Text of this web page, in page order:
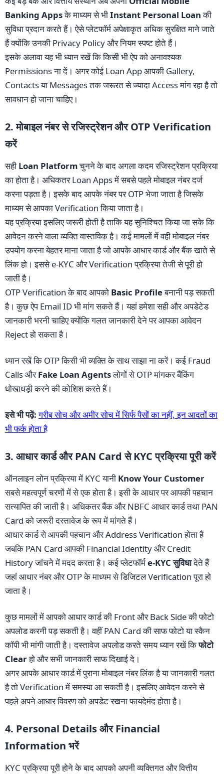
Banking Appsके माध्यम से भीInstant Personal Loanकी
सुविधा प्रदान करते हैं। ऐसे प्लेटफॉर्म अपेक्षाकृत अधिक सुरक्षित माने जाते
हैं क्योंकि उनकी Privacy Policy और नियम स्पष्ट होते हैं।
इसके अलावा यह भी ध्यान रखें कि किसी भी ऐप को अनावश्यक
Permissions ना दें। अगर कोई Loan App आपकी Gallery,
Contacts या Messages तक जरूरत से ज्यादा Access मांग रहा है तो
सावधान हो जाना चाहिए।
2. मोबाइल नंबर से रजिस्ट्रेशन और OTP Verification
करें
सही Loan Platformचुनने के बाद अगला कदम रजिस्ट्रेशन प्रक्रिया
का होता है। अधिकतर Loan Apps में सबसे पहले मोबाइल नंबर दर्ज
करना पड़ता है। इसके बाद आपके नंबर पर OTP भेजा जाता है जिसके
माध्यम से आपका Verification किया जाता है।
यह प्रक्रिया इसलिए जरूरी होती है ताकि यह सुनिश्चित किया जा सके कि
आवेदन करने वाला व्यक्ति वास्तविक है। कई मामलों में वही मोबाइल नंबर
उपयोग करना बेहतर माना जाता है जो आपके आधार कार्ड और बैंक खाते से
लिंक हो। इससे e-KYC और Verification प्रक्रिया तेजी से पूरी हो
जाती है।
OTP Verification के बाद आपको Basic Profileबनानी पड़ सकती
है। कुछ ऐप Email ID भी मांग सकते हैं। यहां हमेशा सही और अपडेटेड
जानकारी भरनी चाहिए क्योंकि गलत जानकारी देने पर आपका आवेदन
Reject हो सकता है।
ध्यान रखें कि OTP किसी भी व्यक्ति के साथ साझा ना करें। कई Fraud
Calls औरFake Loan Agentsलोगों से OTP मांगकर बैंकिंग
धोखाधड़ी करने की कोशिश करते हैं।
इसे भी पढ़ें: गरीब सोच और अमीर सोच में सिर्फ पैसों का नहीं, इन आदतों का
भी फर्क होता है
3. आधार कार्ड और PAN Card से KYC प्रक्रिया पूरी करें
ऑनलाइन लोन प्रक्रिया में KYC यानी Know Your Customer
सबसे महत्वपूर्ण चरणों में से एक होता है। इसी के आधार पर आपकी पहचान
सत्यापित की जाती है। अधिकतर बैंक और NBFC आधार कार्ड तथा PAN
Card को जरूरी दस्तावेज के रूप में मांगते हैं।
आधार कार्ड से आपकी पहचान और Address Verification होता है
जबकि PAN Card आपकी Financial Identity और Credit
History जांचने में मदद करता है। कई प्लेटफॉर्मe-KYC सुविधादेते हैं
जहां आधार नंबर और OTP के माध्यम से डिजिटल Verification पूरा हो
जाता है।
कुछ मामलों में आपको आधार कार्ड की Front और Back Side की फोटो
अपलोड करनी पड़ सकती है। वहीं PAN Card की साफ फोटो या स्कैन
कॉपी भी मांगी जाती है। दस्तावेज अपलोड करते समय ध्यान रखें किफोटो
Clearहो और सभी जानकारी साफ दिखाई दे।
अगर आपके आधार कार्ड में पुराना मोबाइल नंबर लिंक है या जानकारी गलत
है तो Verification में समस्या आ सकती है। इसलिए आवेदन करने से
पहले अपने आधार विवरण को अपडेट रखना फायदेमंद होता है।
4. Personal Details और Financial
Information भरें
KYC प्रक्रिया पूरी होने के बाद आपको अपनी व्यक्तिगत और वित्तीय